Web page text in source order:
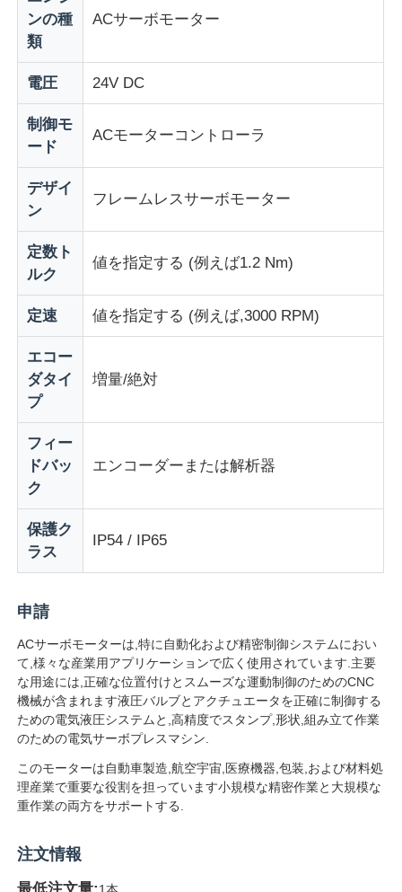
製品
企業情報
会社案内
品質管理
お問い合わせ
見積依頼
可変周波数ドライブ
プログラマブルロジックコントローラー
PLCコントローラー
ソフトスタートデバイス
人間の機械インターフェース
ギヤ減力剤
ACサーボモーター
ンの種
類
ACサーボモーター
電圧 24V DC
制御モ
ード
ACモーターコントローラ
デザイ
ン
フレームレスサーボモーター
定数ト
ルク
値を指定する (例えば1.2 Nm)
定速 値を指定する (例えば,3000 RPM)
エコー
ダタイ
プ
増量/絶対
フィー
ドバッ
ク
エンコーダーまたは解析器
保護ク
ラス
IP54 / IP65
申請
ACサーボモーターは,特に自動化および精密制御システムにおい
て,様々な産業用アプリケーションで広く使用されています.主要
な用途には,正確な位置付けとスムーズな運動制御のためのCNC
機械が含まれます液圧バルブとアクチュエータを正確に制御する
ための電気液圧システムと,高精度でスタンプ,形状,組み立て作業
のための電気サーボプレスマシン.
このモーターは自動車製造,航空宇宙,医療機器,包装,および材料処
理産業で重要な役割を担っています小規模な精密作業と大規模な
重作業の両方をサポートする.
注文情報
最低注文量:1本